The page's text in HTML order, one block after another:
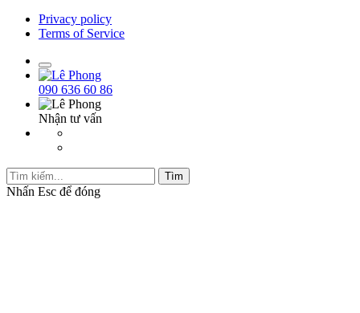
Privacy policy
Terms of Service
090 636 60 86
Nhận tư vấn
Tìm
Nhấn Esc để đóng